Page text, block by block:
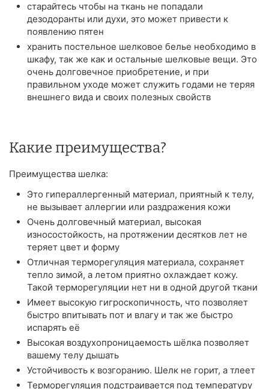
старайтесь чтобы на ткань не попадали
дезодоранты или духи, это может привести к
появлению пятен
хранить постельное шелковое белье необходимо в
шкафу, так же как и остальные шелковые вещи. Это
очень долговечное приобретение, и при
правильном уходе может служить годами не теряя
внешнего вида и своих полезных свойств
Какие преимущества?
Преимущества шелка:
Это гипераллергенный материал, приятный к телу,
не вызывает аллергии или раздражения кожи
Очень долговечный материал, высокая
износостойкость, на протяжении десятков лет не
теряет цвет и форму
Отличная терморегуляция материала, сохраняет
тепло зимой, а летом приятно охлаждает кожу.
Такой терморегуляции нет ни в одной другой ткани
Имеет высокую гигроскопичность, что позволяет
быстро впитывать пот и влагу и так же быстро
испарять её
Высокая воздухопроницаемость шёлка позволяет
вашему телу дышать
Устойчивость к возгоранию. Шелк не горит, а тлеет
Терморегуляция подстраивается под температуру